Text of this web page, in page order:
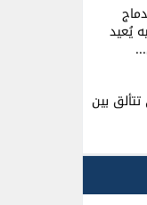
يُعيد
بين